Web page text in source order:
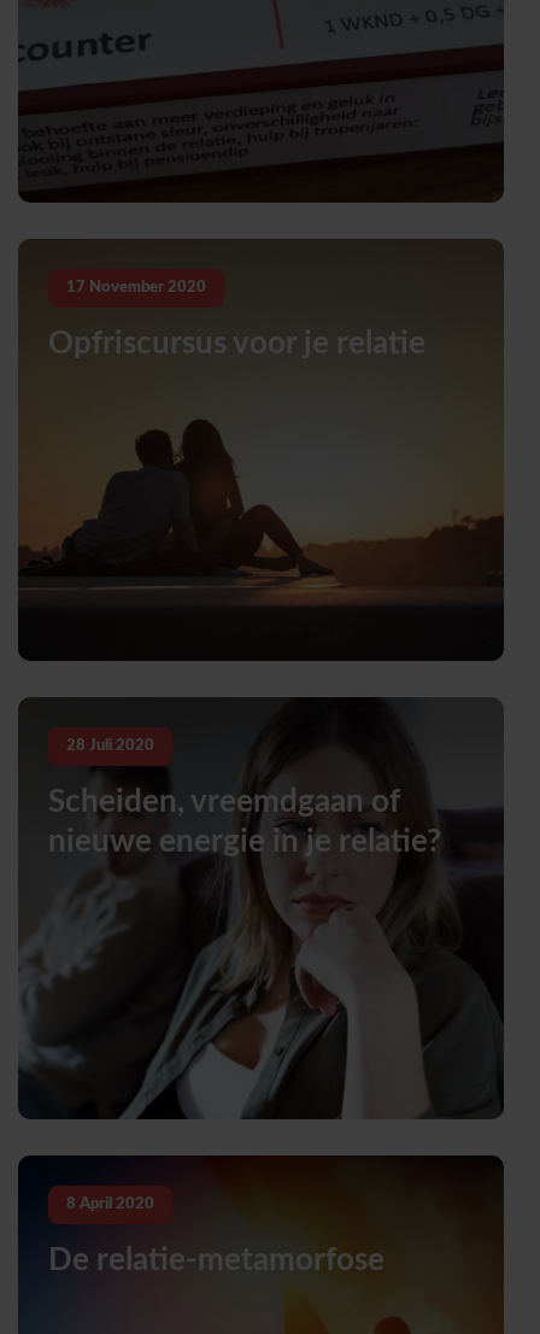
17 November 2020
Opfriscursus voor je relatie
28 Juli 2020
Scheiden, vreemdgaan of
nieuwe energie in je relatie?
8 April 2020
De relatie-metamorfose